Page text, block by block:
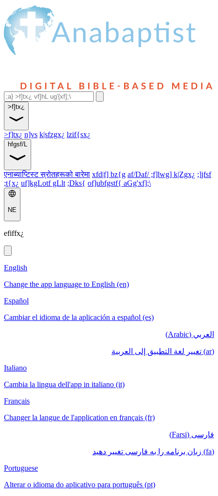
>f]tx¿
>f]tx¿ n]vs k|sfzgx¿ lzif{sx¿
hfgsf/L
एनाब्याप्टिस्ट स्रोतहरूको बारेमा xfd|f] bz{g af/Daf/ ;f]lwg] k|Zgx¿ ;]jfsf
;t{x¿ uf]kgLotf gLlt ;Dks{ of]ubfgstf{ aGg'xf];\
NE
efiffx¿
English
Change the app language to English (en)
Español
Cambiar el idioma de la aplicación a español (es)
العربي (Arabic)
(ar) تغيير لغة التطبيق إلى العربية
Italiano
Cambia la lingua dell'app in italiano (it)
Français
Changer la langue de l'application en français (fr)
فارسی (Farsi)
(fa) زبان برنامه را به فارسی تغییر دهید
Portuguese
Alterar o idioma do aplicativo para português (pt)